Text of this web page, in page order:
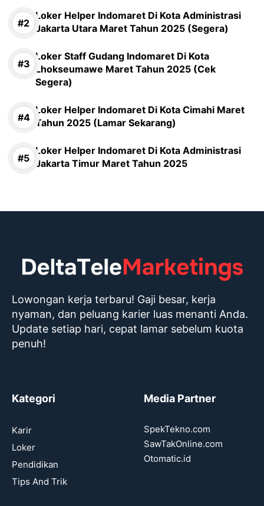
Loker Helper Indomaret Di Kota Administrasi
Jakarta Utara Maret Tahun 2025 (Segera)
Loker Staff Gudang Indomaret Di Kota
Lhokseumawe Maret Tahun 2025 (Cek
Segera)
Loker Helper Indomaret Di Kota Cimahi Maret
Tahun 2025 (Lamar Sekarang)
Loker Helper Indomaret Di Kota Administrasi
Jakarta Timur Maret Tahun 2025
Lowongan kerja terbaru! Gaji besar, kerja
nyaman, dan peluang karier luas menanti Anda.
Update setiap hari, cepat lamar sebelum kuota
penuh!
Kategori
Karir
Loker
Pendidikan
Tips And Trik
Media Partner
SpekTekno.com
SawTakOnline.com
Otomatic.id